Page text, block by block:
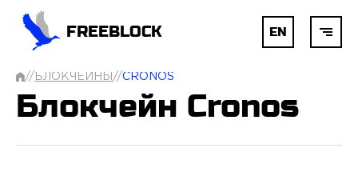
FREEBLOCK EN
// БЛОКЧЕЙНЫ //CRONOS
БЛОКЧЕЙН
Блокчейн Cronos